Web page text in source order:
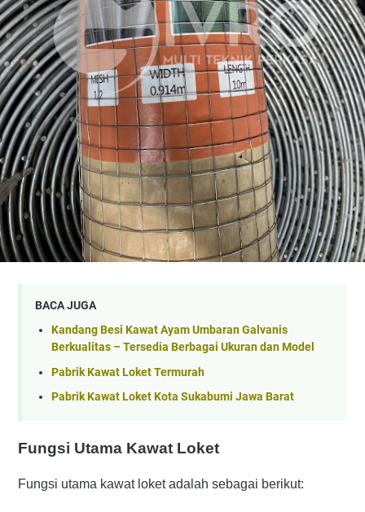
BACA JUGA
Kandang Besi Kawat Ayam Umbaran Galvanis
Berkualitas – Tersedia Berbagai Ukuran dan Model
Pabrik Kawat Loket Termurah
Pabrik Kawat Loket Kota Sukabumi Jawa Barat
Fungsi Utama Kawat Loket
Fungsi utama kawat loket adalah sebagai berikut: